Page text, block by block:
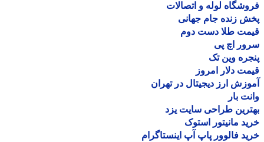
لوله و اتصالات
زنده جام جهانی
طلا دست دوم
اچ پی
وین تک
دلار امروز
ارز دیجیتال در تهران
بار
طراحی سایت یزد
مانیتور استوک
فالوور پاپ آپ اینستاگرام